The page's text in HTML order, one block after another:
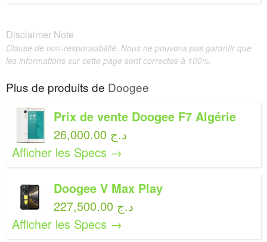
Disclaimer Note
Clause de non-responsabilité. Nous ne pouvons pas garantir que
les informations sur cette page sont correctes à 100%.
Plus de produits de Doogee
Prix de vente Doogee F7 Algérie
26,000.00 د.ج
Afficher les Specs →
Doogee V Max Play
227,500.00 د.ج
Afficher les Specs →